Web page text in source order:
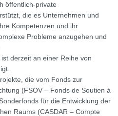
öffentlich-private
die es Unternehmen und
Kompetenzen und ihr
Probleme anzugehen und
derzeit an einer Reihe von
die vom Fonds zur
(FSOV – Fonds de Soutien à
für die Entwicklung der
Raums (CASDAR – Compte